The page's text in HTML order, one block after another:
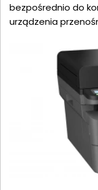
bezpośrednio do
urządzenia